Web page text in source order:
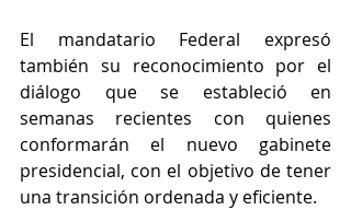
El mandatario Federal expresó
también su reconocimiento por el
diálogo que se estableció en
semanas recientes con quienes
conformarán el nuevo gabinete
presidencial, con el objetivo de tener
una transición ordenada y eficiente.